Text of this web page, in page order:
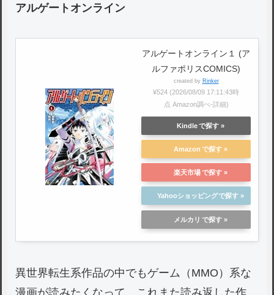
アルゲートオンライン
アルゲートオンライン１ (ア
ルファポリスCOMICS)
created by Rinker
¥524 (2026/08/09 17:11:43時
点 Amazon調べ-詳細)
Kindle
Amazon
楽天市場
Yahooショッピング
メルカリ
異世界転生系作品の中でもゲーム（MMO）系な